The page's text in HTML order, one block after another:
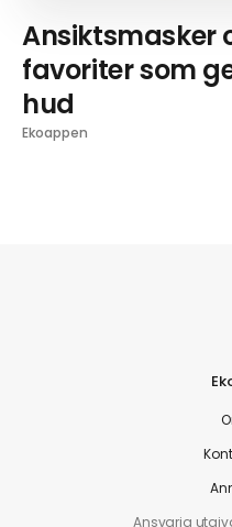
Ansiktsmasker
favoriter som
hud
Ekoappen
Ansvarig